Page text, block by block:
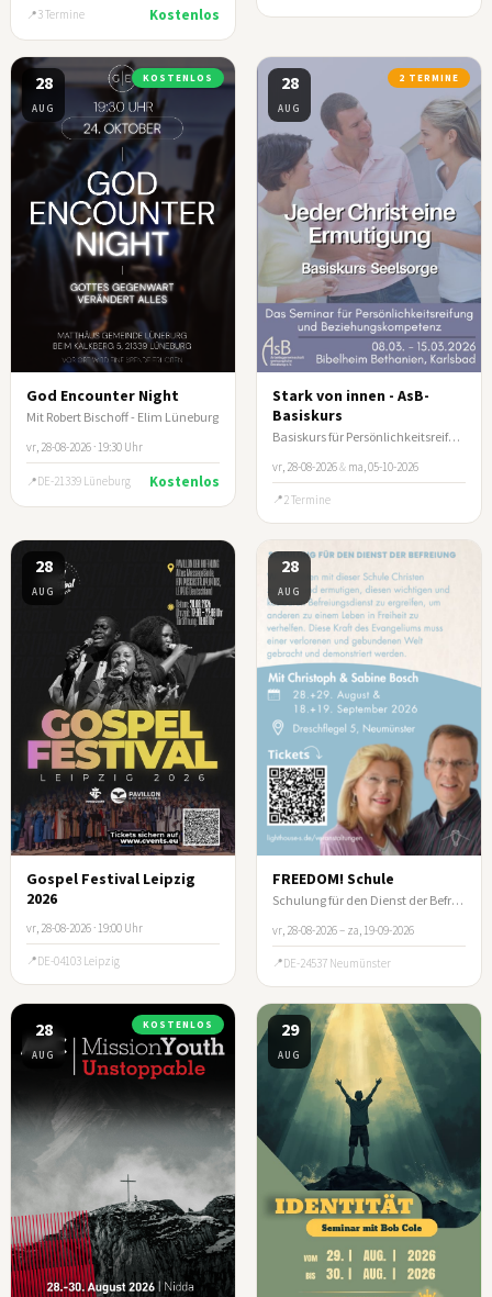
3 Termine Kostenlos
28
AUG
KOSTENLOS
God Encounter Night
Mit Robert Bischoff - Elim Lüneburg
vr, 28-08-2026 · 19:30 Uhr
DE-21339 Lüneburg Kostenlos
28
AUG
2 TERMINE
Stark von innen - AsB-
Basiskurs
Basiskurs für Persönlichkeitsreifung und Beziehungskompetenz
vr, 28-08-2026& ma, 05-10-2026
2 Termine
28
AUG
Gospel Festival Leipzig
2026
vr, 28-08-2026 · 19:00 Uhr
DE-04103 Leipzig
28
AUG
FREEDOM! Schule
Schulung für den Dienst der Befreiung
vr, 28-08-2026 – za, 19-09-2026
DE-24537 Neumünster
28
AUG
KOSTENLOS 29
AUG